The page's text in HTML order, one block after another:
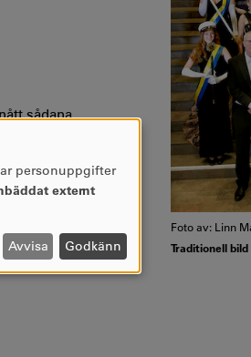
sådana
högtid firats
Foto av: Linn
Traditionell
personuppgifter
externt
Avvisa Godkänn